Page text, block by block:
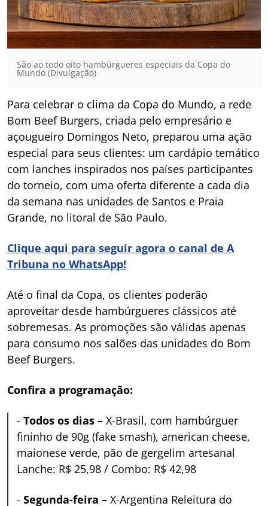
São ao todo oito hambúrgueres especiais da Copa do
Mundo (Divulgação)
Para celebrar o clima da Copa do Mundo, a rede
Bom Beef Burgers, criada pelo empresário e
açougueiro Domingos Neto, preparou uma ação
especial para seus clientes: um cardápio temático
com lanches inspirados nos países participantes
do torneio, com uma oferta diferente a cada dia
da semana nas unidades de Santos e Praia
Grande, no litoral de São Paulo.
Clique aqui para seguir agora o canal de A
Tribuna no WhatsApp!
Até o final da Copa, os clientes poderão
aproveitar desde hambúrgueres clássicos até
sobremesas. As promoções são válidas apenas
para consumo nos salões das unidades do Bom
Beef Burgers.
Confira a programação:
- Todos os dias – X-Brasil, com hambúrguer
fininho de 90g (fake smash), american cheese,
maionese verde, pão de gergelim artesanal
Lanche: R$ 25,98 / Combo: R$ 42,98
- Segunda-feira – X-Argentina Releitura do